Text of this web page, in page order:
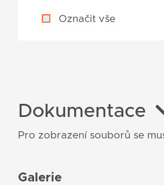
Označit vše
Dokumentace
Pro zobrazení souborů se
Galerie